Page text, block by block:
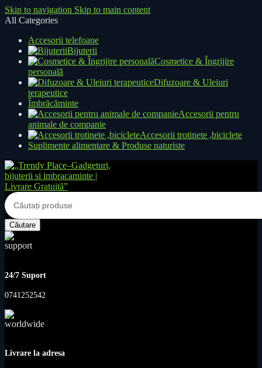
Skip to navigation Skip to main content
All Categories
Accesorii telefoane
Bijuterii
Cosmetice & Îngrijire
personală
Difuzoare & Uleiuri
terapeutice
Îmbrăcăminte
Accesorii pentru
animale de companie
Accesorii trotinete ,biciclete
Suplimente alimentare & Produse naturiste
Căutare
24/7 Suport
0741252542
Livrare la adresa